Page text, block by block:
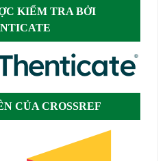
KIỂM TRA BỞI
CỦA CROSSREF